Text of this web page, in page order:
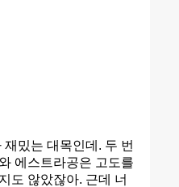
밌는 대목인데. 두 번
에스트라공은 고도를
도 않았잖아. 근데 너